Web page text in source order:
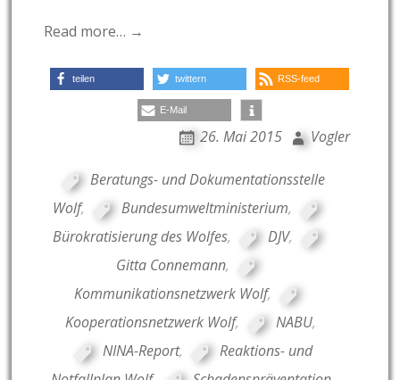
Read more… →
teilen twittern RSS-feed
E-Mail
26. Mai 2015 Vogler
Beratungs- und Dokumentationsstelle
Wolf, Bundesumweltministerium,
Bürokratisierung des Wolfes, DJV,
Gitta Connemann,
Kommunikationsnetzwerk Wolf,
Kooperationsnetzwerk Wolf, NABU,
NINA-Report,
Reaktions- und